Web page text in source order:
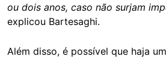
ou dois anos, caso não surjam
explicou Bartesaghi.
Além disso, é possível que haja